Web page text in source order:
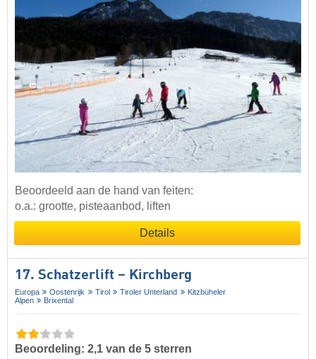
Beoordeeld aan de hand van feiten:
o.a.: grootte, pisteaanbod, liften
Details
17. Schatzerlift – Kirchberg
Europa Oostenrijk Tirol Tiroler Unterland
Kitzbüheler
Alpen
Brixental
Beoordeling: 2,1 van de 5 sterren